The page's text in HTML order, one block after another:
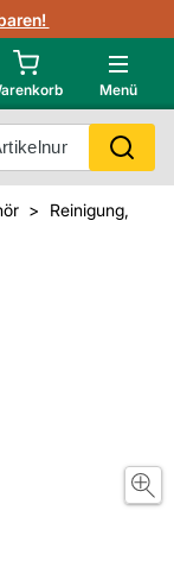
Menü
Reinigung,